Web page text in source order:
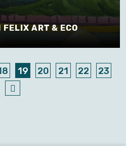
FELIX ART & ECO
19 20 21 22 23